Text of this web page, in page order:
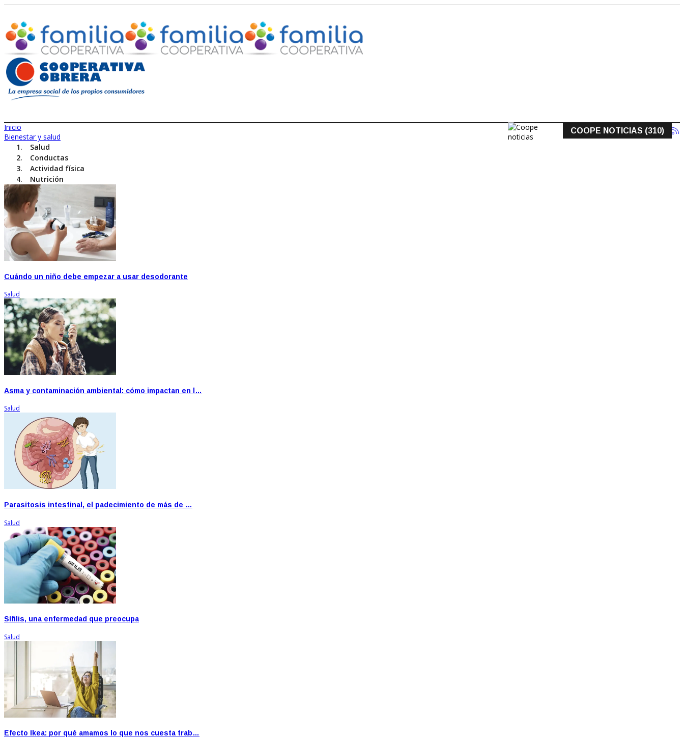
Inicio
Bienestar y salud
Salud
Conductas
Actividad física
Nutrición
Cuándo un niño debe empezar a usar desodorante
Salud
Asma y contaminación ambiental: cómo impactan en l…
Salud
Parasitosis intestinal, el padecimiento de más de …
Salud
Sífilis, una enfermedad que preocupa
Salud
Efecto Ikea: por qué amamos lo que nos cuesta trab…
COOPE NOTICIAS (310)